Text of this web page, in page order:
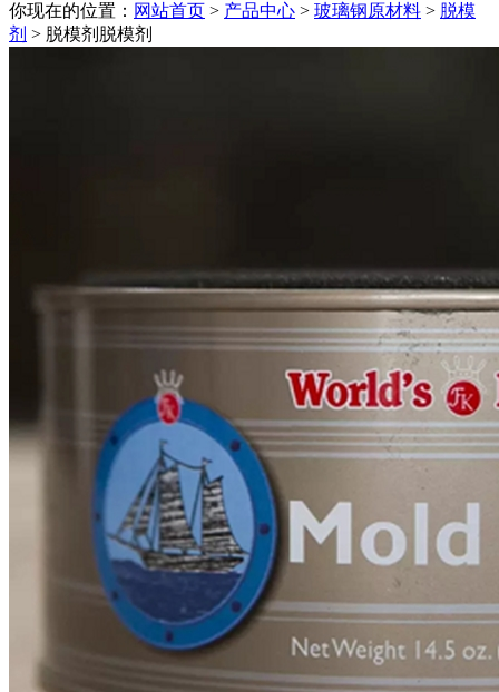
你现在的位置： 网站首页 > 产品中心 > 玻璃钢原材料 > 脱模
剂 > 脱模剂 脱模剂